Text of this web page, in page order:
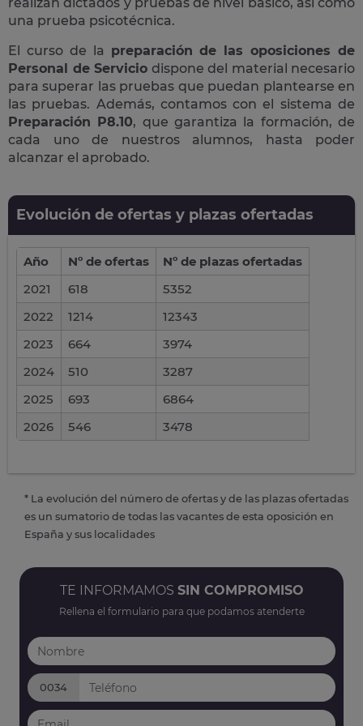
una prueba psicotécnica.
El curso de la preparación de las oposiciones de
Personal de Servicio dispone del material necesario
para superar las pruebas que puedan plantearse en
las pruebas. Además, contamos con el sistema de
Preparación P8.10, que garantiza la formación, de
cada uno de nuestros alumnos, hasta poder
alcanzar el aprobado.
Evolución de ofertas y plazas ofertadas
Año Nº de ofertas
Nº de plazas ofertadas
2021
618
5352
2022
1214
12343
2023
664
3974
2024
510
3287
2025
693
6864
2026
546 3478
* La evolución del número de ofertas y de las plazas ofertadas
es un sumatorio de todas las vacantes de esta oposición en
España y sus localidades
TE INFORMAMOS SIN COMPROMISO
Rellena el formulario para que podamos atenderte
0034